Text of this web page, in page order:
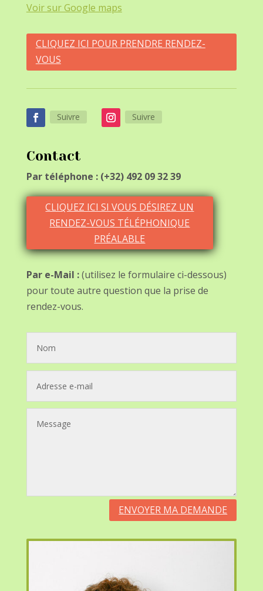
Voir sur Google maps
CLIQUEZ ICI POUR PRENDRE RENDEZ-
VOUS
Suivre Suivre
Contact
Par téléphone : (+32) 492 09 32 39
CLIQUEZ ICI SI VOUS DÉSIREZ UN
RENDEZ-VOUS TÉLÉPHONIQUE
PRÉALABLE
Par e-Mail :(utilisez le formulaire ci-dessous)
pour toute autre question que la prise de
rendez-vous.
ENVOYER MA DEMANDE